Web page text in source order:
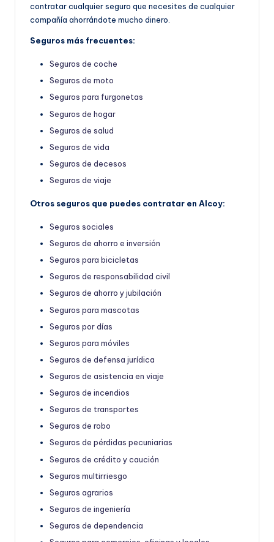
contratar cualquier seguro que necesites de cualquier
compañía ahorrándote mucho dinero.
Seguros más frecuentes:
Seguros de coche
Seguros de moto
Seguros para furgonetas
Seguros de hogar
Seguros de salud
Seguros de vida
Seguros de decesos
Seguros de viaje
Otros seguros que puedes contratar en Alcoy:
Seguros sociales
Seguros de ahorro e inversión
Seguros para bicicletas
Seguros de responsabilidad civil
Seguros de ahorro y jubilación
Seguros para mascotas
Seguros por días
Seguros para móviles
Seguros de defensa jurídica
Seguros de asistencia en viaje
Seguros de incendios
Seguros de transportes
Seguros de robo
Seguros de pérdidas pecuniarias
Seguros de crédito y caución
Seguros multirriesgo
Seguros agrarios
Seguros de ingeniería
Seguros de dependencia